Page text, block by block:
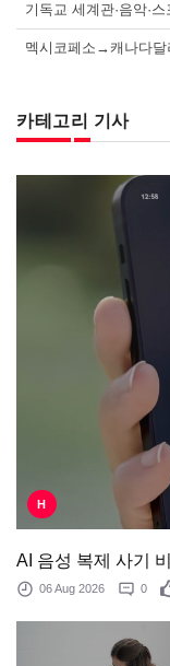
기독교 세계관·음악·
멕시코페소→캐나다달
카테고리 기사
H
AI 음성 복제 사기
06 Aug 2026 0